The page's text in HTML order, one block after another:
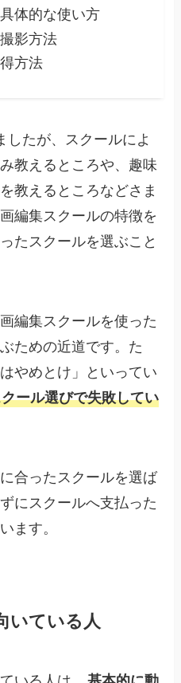
体的な使い方
影方法
方法
したが、スクールによ
教えるところや、趣味
教えるところなどさま
編集スクールの特徴を
たスクールを選ぶこと
編集スクールを使った
ための近道です。た
やめとけ」といってい
ール選びで失敗してい
合ったスクールを選ば
にスクールへ支払った
ます。
いている人